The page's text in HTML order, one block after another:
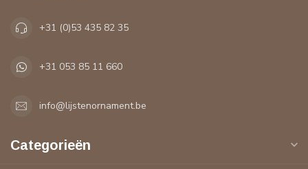
+31 (0)53 435 82 35
+31 053 85 11 660
info@lijstenornament.be
Categorieën